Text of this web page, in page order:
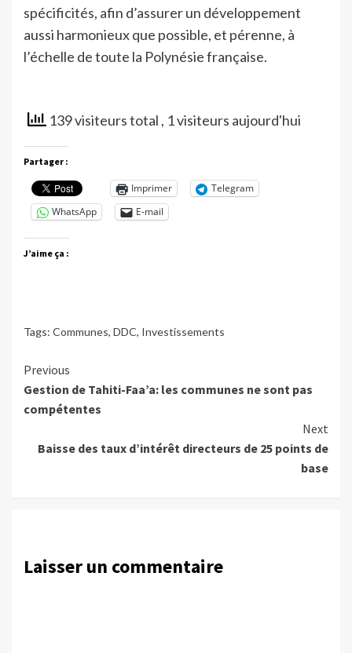
spécificités, afin d’assurer un développement
aussi harmonieux que possible, et pérenne, à
l’échelle de toute la Polynésie française.
139 visiteurs total , 1 visiteurs aujourd'hui
Partager :
Imprimer
Telegram
WhatsApp
E-mail
J’aime ça :
Tags: Communes, DDC, Investissements
Continue
Reading
Previous
Gestion de Tahiti-Faa’a: les communes ne sont pas
compétentes
Next
Baisse des taux d’intérêt directeurs de 25 points de
base
Laisser un commentaire